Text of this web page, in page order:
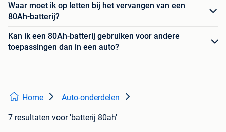
Waar moet ik op letten bij het vervangen van een
80Ah-batterij?
Kan ik een 80Ah-batterij gebruiken voor andere
toepassingen dan in een auto?
Home Auto-onderdelen
7 resultaten voor 'batterij 80ah'